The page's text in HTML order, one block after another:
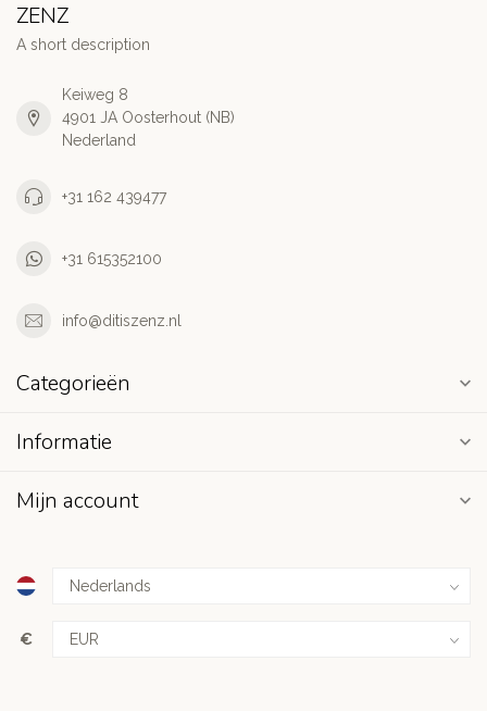
ZENZ
A short description
Keiweg 8
4901 JA Oosterhout (NB)
Nederland
+31 162 439477
+31 615352100
info@ditiszenz.nl
Categorieën
Informatie
Mijn account
€